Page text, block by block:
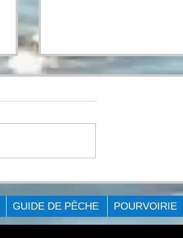
L'ÉVÉNEMENT Big Bag
Challenge - Lac St-Louis
2021.
GUIDE DE PÊCHE POURVOIRIE